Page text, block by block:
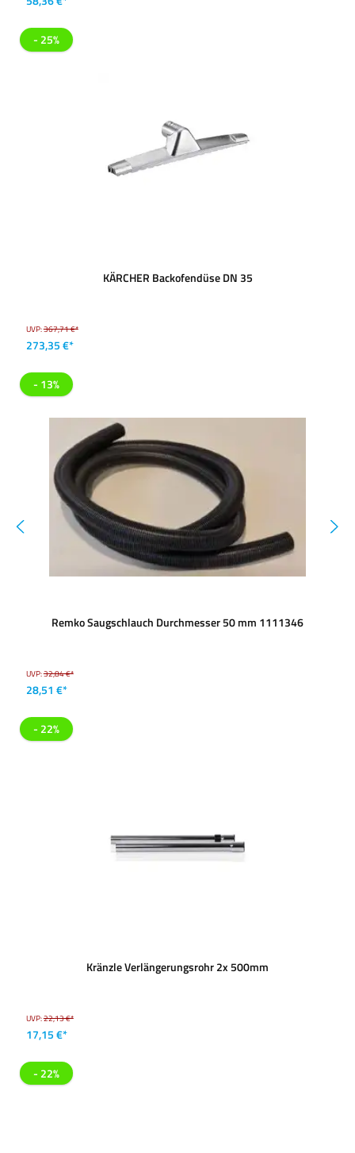
- 25%
KÄRCHER Backofendüse DN 35
UVP:367,71 €*
273,35 €*
- 13%
Remko Saugschlauch Durchmesser 50 mm 1111346
UVP:32,84 €*
28,51 €*
- 22%
Kränzle Verlängerungsrohr 2x 500mm
UVP:22,13 €*
17,15 €*
- 22%